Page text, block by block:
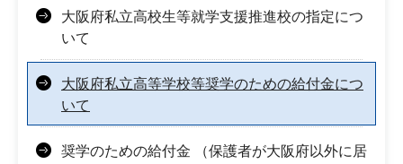
大阪府私立高校生等就学支援推進校の指定につ
いて
大阪府私立高等学校等奨学のための給付金につ
いて
奨学のための給付金 （保護者が大阪府以外に居